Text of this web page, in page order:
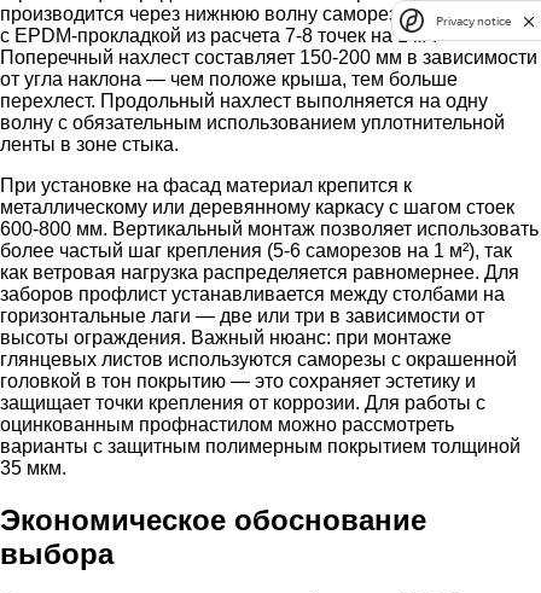
производится через нижнюю волну саморезами 4,8×28 мм
с EPDM-прокладкой из расчета 7-8 точек на 1 м².
Поперечный нахлест составляет 150-200 мм в зависимости
от угла наклона — чем положе крыша, тем больше
перехлест. Продольный нахлест выполняется на одну
волну с обязательным использованием уплотнительной
ленты в зоне стыка.
При установке на фасад материал крепится к
металлическому или деревянному каркасу с шагом стоек
600-800 мм. Вертикальный монтаж позволяет использовать
более частый шаг крепления (5-6 саморезов на 1 м²), так
как ветровая нагрузка распределяется равномернее. Для
заборов профлист устанавливается между столбами на
горизонтальные лаги — две или три в зависимости от
высоты ограждения. Важный нюанс: при монтаже
глянцевых листов используются саморезы с окрашенной
головкой в тон покрытию — это сохраняет эстетику и
защищает точки крепления от коррозии. Для работы с
оцинкованным профнастилом можно рассмотреть
варианты с защитным полимерным покрытием толщиной
35 мкм.
Экономическое обоснование
выбора
Privacy notice